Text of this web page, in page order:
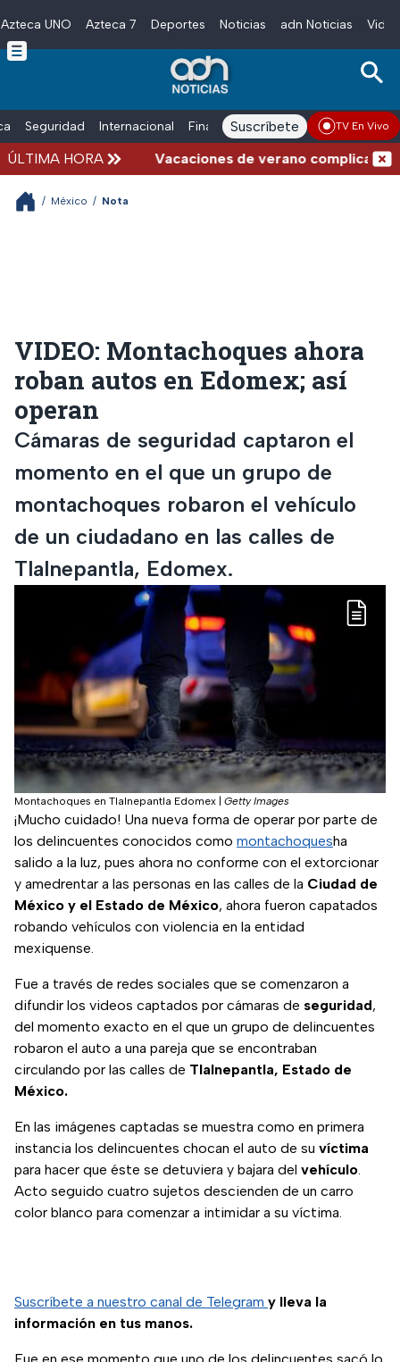
Skip to main content
Azteca UNO Azteca 7 Deportes Noticias adn Noticias
Seguridad Internacional Finanzas adn Noticias Radio
Suscríbete TV En Vivo
ÚLTIMA HORA Vacaciones de verano complicadas:
/ México / Nota
VIDEO: Montachoques ahora
roban autos en Edomex; así
operan
Cámaras de seguridad captaron el
momento en el que un grupo de
montachoques robaron el vehículo
de un ciudadano en las calles de
Tlalnepantla, Edomex.
Montachoques en Tlalnepantla Edomex Getty Images
¡Mucho cuidado! Una nueva forma de operar por parte de
los delincuentes conocidos como montachoquesha
salido a la luz, pues ahora no conforme con el extorcionar
y amedrentar a las personas en las calles de la Ciudad de
México y el Estado de México, ahora fueron capatados
robando vehículos con violencia en la entidad
mexiquense.
Fue a través de redes sociales que se comenzaron a
difundir los videos captados por cámaras de seguridad,
del momento exacto en el que un grupo de delincuentes
robaron el auto a una pareja que se encontraban
circulando por las calles de Tlalnepantla, Estado de
México.
En las imágenes captadas se muestra como en primera
instancia los delincuentes chocan el auto de su víctima
para hacer que éste se detuviera y bajara del vehículo.
Acto seguido cuatro sujetos descienden de un carro
color blanco para comenzar a intimidar a su víctima.
Suscríbete a nuestro canal de Telegram y lleva la
información en tus manos.